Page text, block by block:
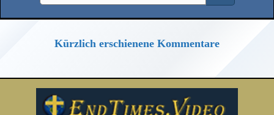
Kürzlich erschienene Kommentare